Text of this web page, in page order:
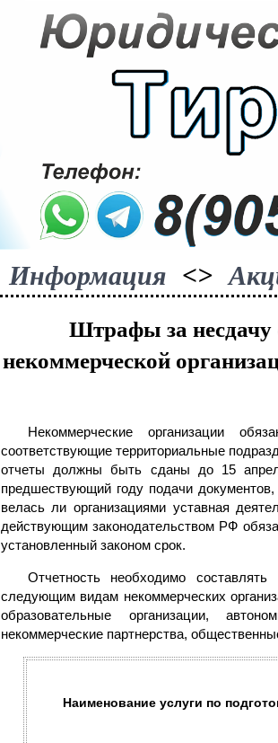
Информация <>
Штрафы за несдачу
некоммерческой
Некоммерческие организации
соответствующие территориальные
отчеты должны быть сданы до 15
предшествующий году подачи
велась ли организациями уставная
действующим законодательством РФ
установленный законом срок.
Отчетность необходимо
следующим видам некоммерческих
образовательные организации,
некоммерческие партнерства,
Наименование услуги по